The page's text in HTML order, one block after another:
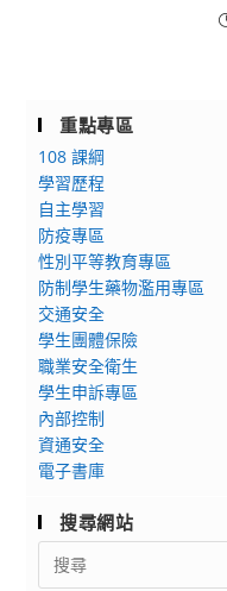
重點專區
108 課綱
學習歷程
自主學習
防疫專區
性別平等教育專區
防制學生藥物濫用專區
交通安全
學生團體保險
職業安全衛生
學生申訴專區
內部控制
資通安全
電子書庫
搜尋網站
Search
for: